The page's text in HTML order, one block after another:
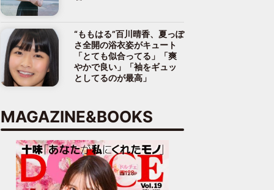
“ももはる”百川晴香、夏っぽ
さ全開の浴衣姿がキュート
「とても似合ってる」「爽
やかで良い」「袖をギュッ
としてるのが最高」
MAGAZINE&BOOKS